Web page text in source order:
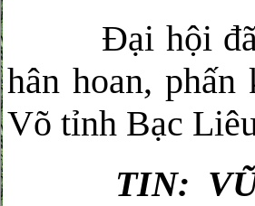
Đại hội đã tổ
hân hoan,
Võ tỉnh Bạc
TIN: